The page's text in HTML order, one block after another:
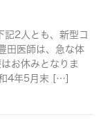
2人とも、新型コ
田医師は、急な体
お休みとなりま
4年5月末 […]